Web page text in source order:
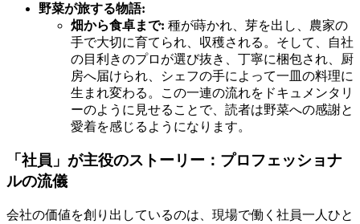
野菜が旅する物語:
畑から食卓まで: 種が蒔かれ、芽を出し、農家の
手で大切に育てられ、収穫される。そして、自社
の目利きのプロが選び抜き、丁寧に梱包され、厨
房へ届けられ、シェフの手によって一皿の料理に
生まれ変わる。この一連の流れをドキュメンタリ
ーのように見せることで、読者は野菜への感謝と
愛着を感じるようになります。
「社員」が主役のストーリー：プロフェッショナ
ルの流儀
会社の価値を創り出しているのは、現場で働く社員一人ひと